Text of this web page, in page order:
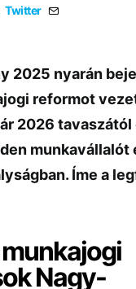
Twitter
2025 nyarán
reformot
2026
munkavállalót
Íme a